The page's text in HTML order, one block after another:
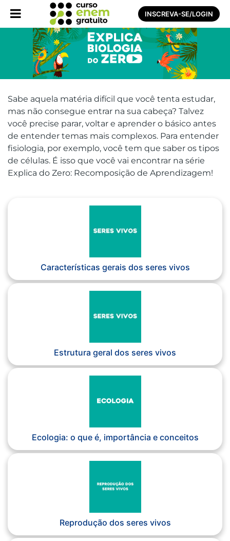
INSCREVA-SE/LOGIN
Sabe aquela matéria difícil que você tenta estudar,
mas não consegue entrar na sua cabeça? Talvez
você precise parar, voltar e aprender o básico antes
de entender temas mais complexos. Para entender
fisiologia, por exemplo, você tem que saber os tipos
de células. É isso que você vai encontrar na série
Explica do Zero: Recomposição de Aprendizagem!
Características gerais dos seres vivos
Estrutura geral dos seres vivos
Ecologia: o que é, importância e conceitos
Reprodução dos seres vivos